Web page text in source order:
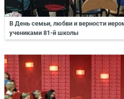
В День семьи, любви и верности
учениками 81-й школы